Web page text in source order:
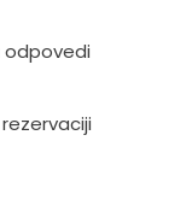
odpovedi